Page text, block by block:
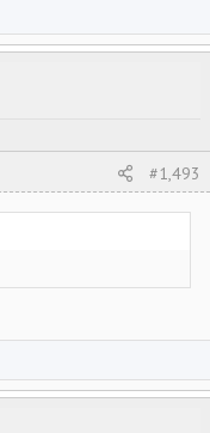
#1,493